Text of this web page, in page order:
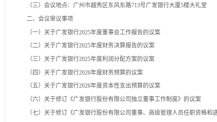
（三）会议地点：广州市越秀区东风东路713号广发银行大厦5楼大礼堂
二、会议审议事项
（一）关于广发银行2025年度董事会工作报告的议案
（二）关于广发银行2025年度财务决算报告的议案
（三）关于广发银行2025年度利润分配方案的议案
（四）关于广发银行2026年度财务预算的议案
（五）关于广发银行2026年度资本性支出预算的议案
（六）关于修订《广发银行股份有限公司独立董事工作制度》的议案
（七）关于修订《广发银行股份有限公司董事、高级管理人员任职资格和